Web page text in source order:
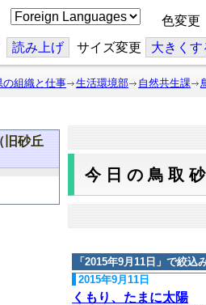
こ
の
ジ
を
翻
色変更
読み上げ サイズ変更 大きくす
の組織と仕事 生活環境部 自然共生課
旧砂丘
今日の鳥取
「 2015年9月11日 」で絞込
2015年9月11日
くもり、たまに太陽